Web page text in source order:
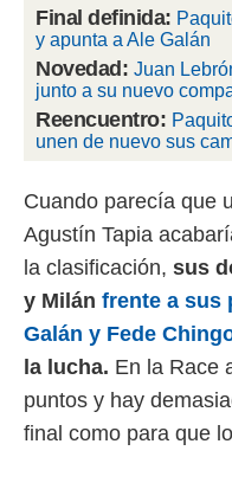
más
nuestra
y
de
disponible
Final definida:
y apunta a Ale Galán
Novedad: Juan
junto a su nuevo
Reencuentro:
unen de nuevo sus
Cuando parecía que
Agustín Tapia
la clasificación, sus
y Milán frente a sus
Galán y Fede
la lucha. En la Race
puntos y hay
final como para que